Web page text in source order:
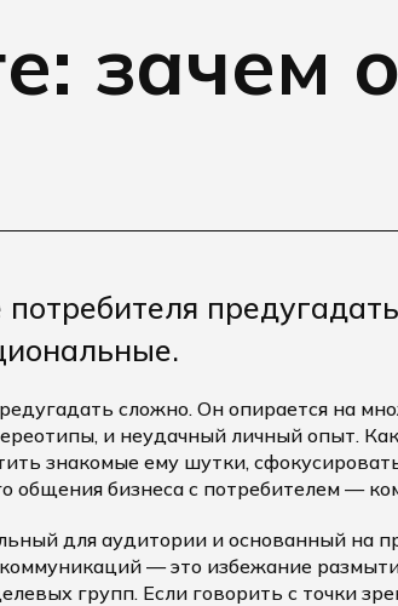
зачем
сложно. Он опирается на
и неудачный личный опыт.
знакомые ему шутки,
общения бизнеса с потребителем —
для аудитории и основанный на
— это избежание
групп. Если говорить с точки